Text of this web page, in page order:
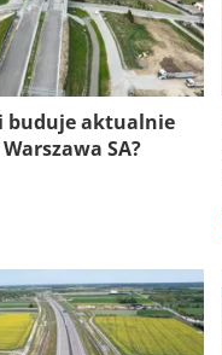
buduje aktualnie
SA?